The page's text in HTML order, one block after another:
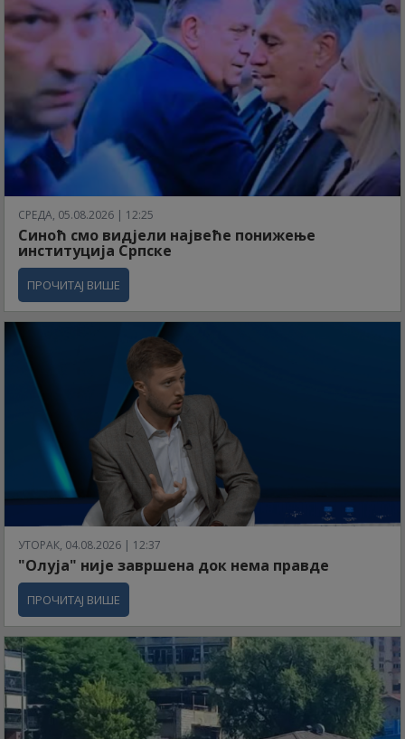
СРЕДА, 05.08.2026 | 12:25
Синоћ смо видјели највеће понижење
институција Српске
ПРОЧИТАЈ ВИШЕ
УТОРАК, 04.08.2026 | 12:37
"Олуја" није завршена док нема правде
ПРОЧИТАЈ ВИШЕ